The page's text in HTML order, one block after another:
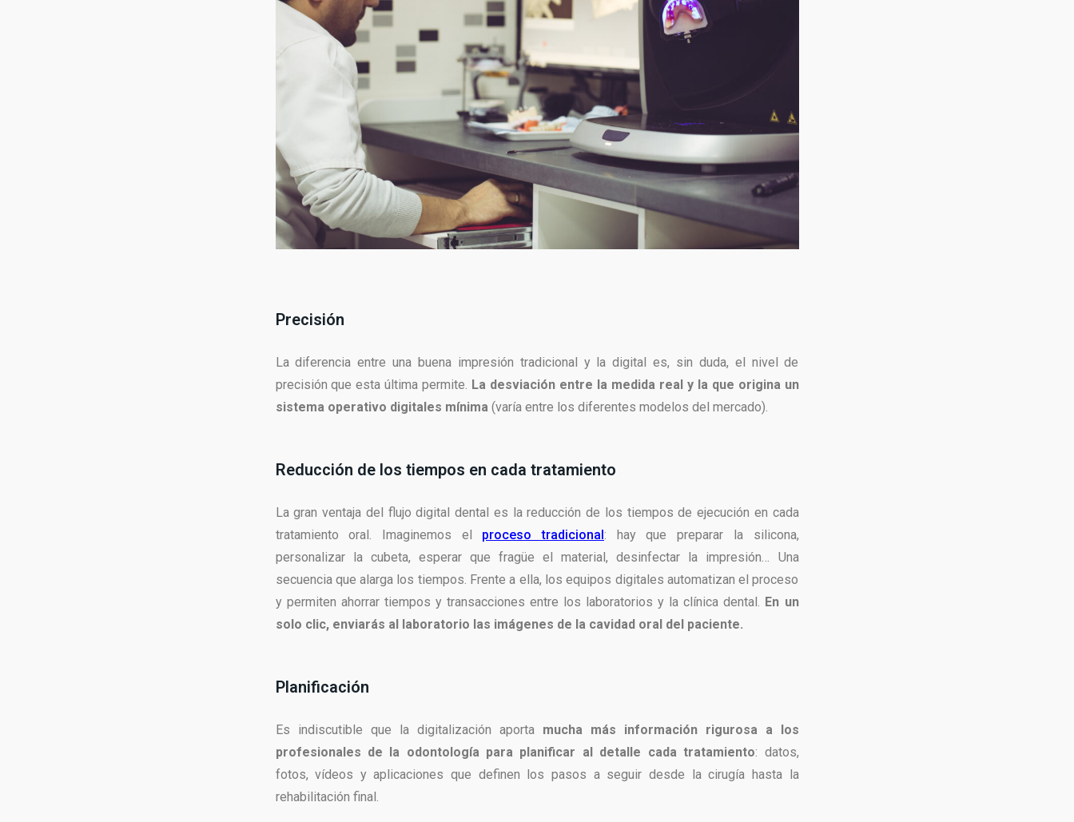
Precisión
La diferencia entre una buena impresión tradicional y la digital es, sin duda, el nivel de
precisión que esta última permite. La desviación entre la medida real y la que origina un
sistema operativo digital es mínima(varía entre los diferentes modelos del mercado).
Reducción de los tiempos en cada tratamiento
La gran ventaja del flujo digital dental es la reducción de los tiempos de ejecución en cada
tratamiento oral. Imaginemos el proceso tradicional: hay que preparar la silicona,
personalizar la cubeta, esperar que fragüe el material, desinfectar la impresión… Una
secuencia que alarga los tiempos. Frente a ella, los equipos digitales automatizan el proceso
y permiten ahorrar tiempos y transacciones entre los laboratorios y la clínica dental. En un
solo clic, enviarás al laboratorio las imágenes de la cavidad oral del paciente.
Planificación
Es indiscutible que la digitalización aporta mucha más información rigurosa a los
profesionales de la odontología para planificar al detalle cada tratamiento: datos,
fotos, vídeos y aplicaciones que definen los pasos a seguir desde la cirugía hasta la
rehabilitación final.